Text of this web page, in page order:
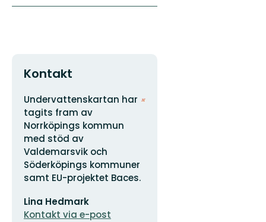
Kontakt
Adress
Undervattenskartan har
tagits fram av
Norrköpings kommun
med stöd av
Valdemarsvik och
Söderköpings kommuner
samt EU-projektet Baces.
postadress
Lina Hedmark
Kontakt via e-post
Organisationens